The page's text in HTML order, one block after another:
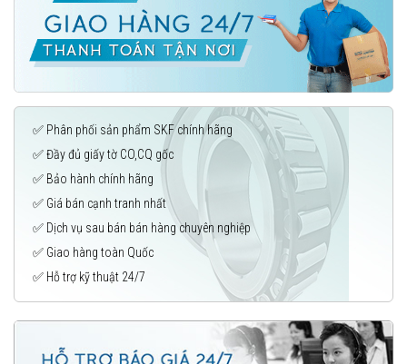
✅ Phân phối sản phẩm SKF chính hãng
✅ Đầy đủ giấy tờ CO,CQ gốc
✅ Bảo hành chính hãng
✅ Giá bán cạnh tranh nhất
✅ Dịch vụ sau bán bán hàng chuyên nghiệp
✅ Giao hàng toàn Quốc
✅ Hỗ trợ kỹ thuật 24/7